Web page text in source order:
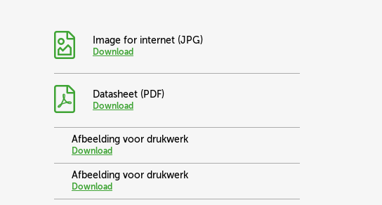
Image for internet (JPG)
Download
Datasheet (PDF)
Download
Afbeelding voor drukwerk
Download
Afbeelding voor drukwerk
Download